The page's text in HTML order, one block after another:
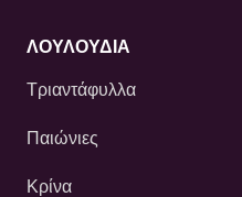
ΛΟΥΛΟΎΔΙΑ
Τριαντάφυλλα
Παιώνιες
Κρίνα